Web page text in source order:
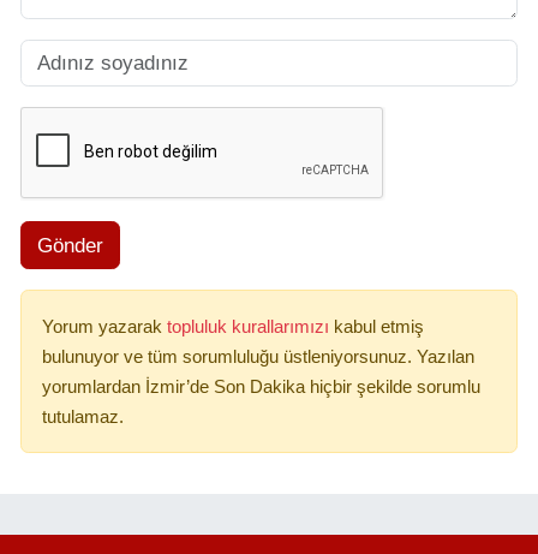
Gönder
Yorum yazarak topluluk kurallarımızı kabul etmiş
bulunuyor ve tüm sorumluluğu üstleniyorsunuz. Yazılan
yorumlardan İzmir’de Son Dakika hiçbir şekilde sorumlu
tutulamaz.